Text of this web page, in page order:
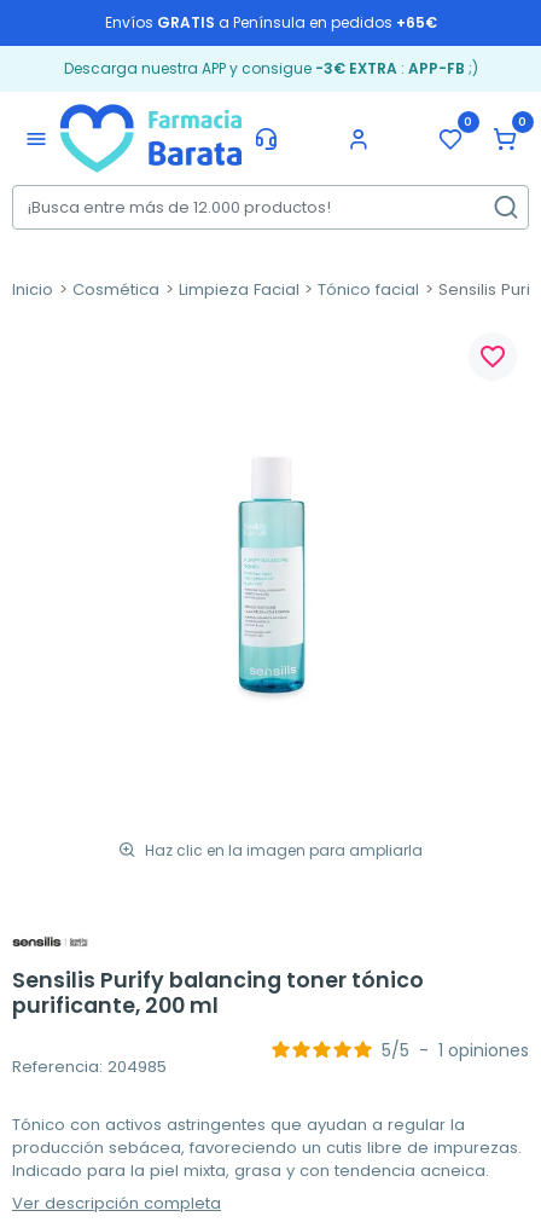
Envíos GRATIS a Península en pedidos +65€
Descarga nuestra APP y consigue -3€ EXTRA: APP-FB ;)
menu
0 0
Inicio Cosmética Limpieza Facial Tónico facial Sensilis
Haz clic en la imagen para ampliarla
favorite_border
Sensilis Purify balancing toner tónico
purificante, 200 ml
Referencia: 204985
5/5 - 1 opiniones
Tónico con activos astringentes que ayudan a regular la
producción sebácea, favoreciendo un cutis libre de impurezas.
Indicado para la piel mixta, grasa y con tendencia acneica.
Ver descripción completa